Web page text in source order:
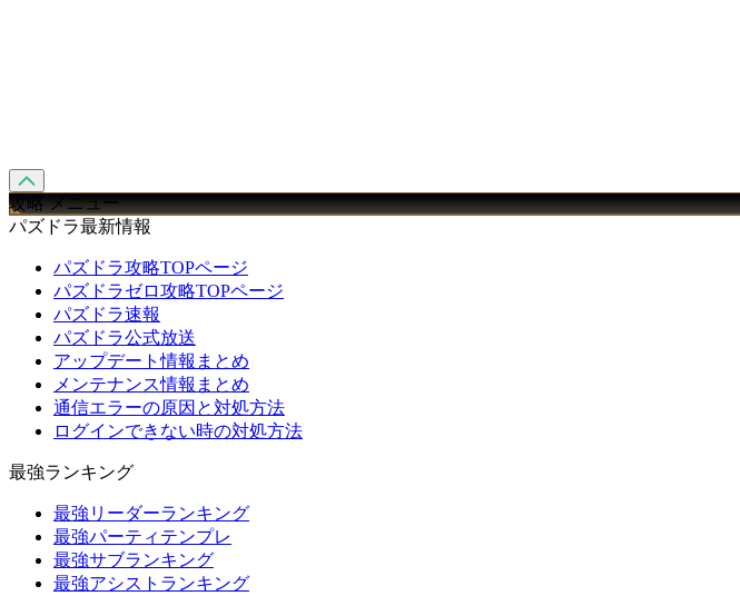
攻略 メニュー
パズドラ最新情報
パズドラ攻略TOPページ
パズドラゼロ攻略TOPページ
パズドラ速報
パズドラ公式放送
アップデート情報まとめ
メンテナンス情報まとめ
通信エラーの原因と対処方法
ログインできない時の対処方法
最強ランキング
最強リーダーランキング
最強パーティテンプレ
最強サブランキング
最強アシストランキング